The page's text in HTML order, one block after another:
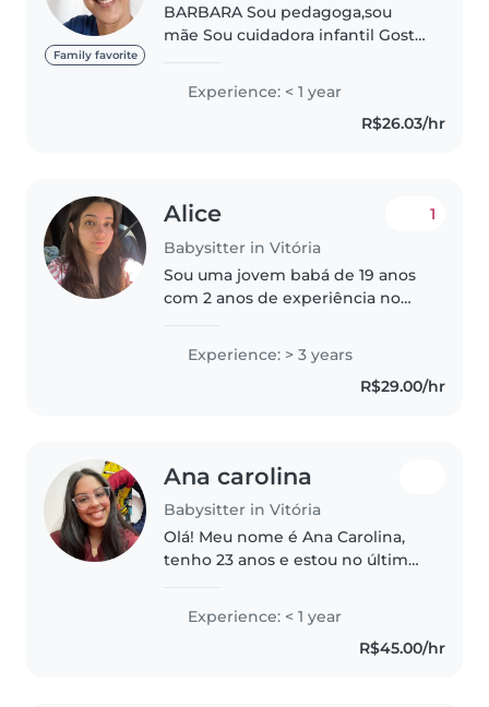
Family favorite
BARBARA Sou pedagoga,sou
mãe Sou cuidadora infantil Gosto
paciencia Tenho disponibilidade
para cuidar moro vitoria.
Experience: < 1 year
R$26.03/hr
Alice
Babysitter in Vitória
1
Sou uma jovem babá de 19 anos
com 2 anos de experiência no
adolescentes. Sou uma pessoa
Experience: > 3 years
R$29.00/hr
Ana carolina
Babysitter in Vitória
Olá! Meu nome é Ana Carolina,
tenho 23 anos e estou no último
Atualmente, trabalho com
crianças neuroatípicas,
especialmente com crianças no
Experience: < 1 year
R$45.00/hr